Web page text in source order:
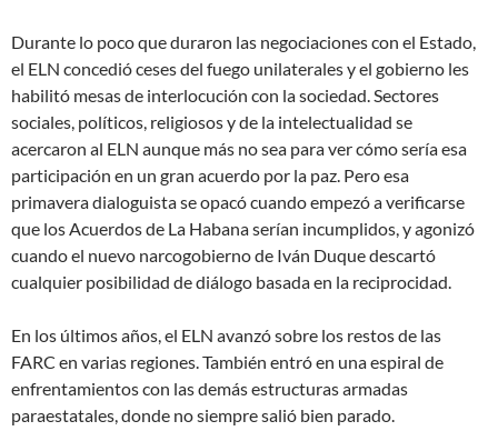
Durante lo poco que duraron las negociaciones con el Estado,
el ELN concedió ceses del fuego unilaterales y el gobierno les
habilitó mesas de interlocución con la sociedad. Sectores
sociales, políticos, religiosos y de la intelectualidad se
acercaron al ELN aunque más no sea para ver cómo sería esa
participación en un gran acuerdo por la paz. Pero esa
primavera dialoguista se opacó cuando empezó a verificarse
que los Acuerdos de La Habana serían incumplidos, y agonizó
cuando el nuevo narcogobierno de Iván Duque descartó
cualquier posibilidad de diálogo basada en la reciprocidad.
En los últimos años, el ELN avanzó sobre los restos de las
FARC en varias regiones. También entró en una espiral de
enfrentamientos con las demás estructuras armadas
paraestatales, donde no siempre salió bien parado.